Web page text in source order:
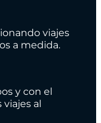
viajes
a medida.
y con el
al